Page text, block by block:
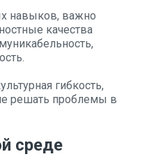
навыков, важно
качества
гибкость,
решать проблемы в
среде